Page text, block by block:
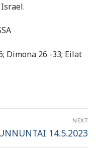
Dimona 26 -33; Eilat
NEXT
14.5.2023